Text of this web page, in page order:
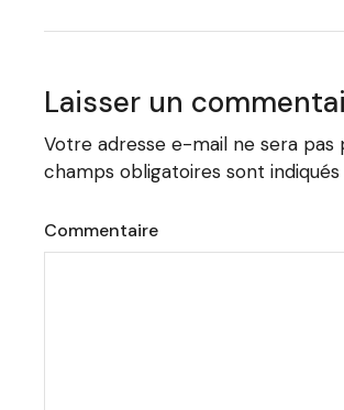
Laisser un
Votre adresse e-mail ne sera pas
champs obligatoires sont indiqués
Commentaire